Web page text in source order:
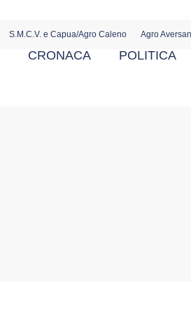
S.M.C.V. e Capua/Agro Caleno Agro
CRONACA POLITICA